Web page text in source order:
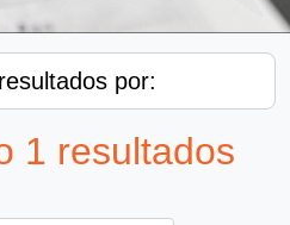
por:
1 resultados